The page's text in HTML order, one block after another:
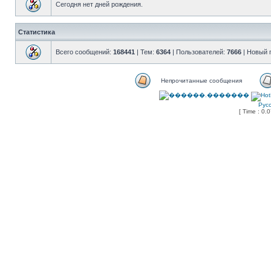
Сегодня нет дней рождения.
Статистика
Всего сообщений: 168441 | Тем: 6364 | Пользователей: 7666 | Новый
Непрочитанные сообщения
[ Time :